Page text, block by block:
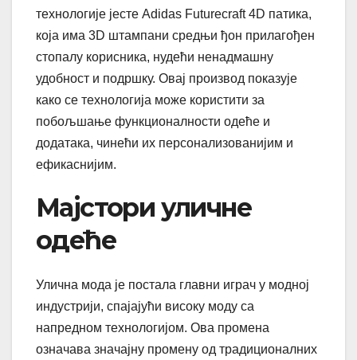
технологије јесте Adidas Futurecraft 4D патика,
која има 3D штампани средњи ђон прилагођен
стопалу корисника, нудећи ненадмашну
удобност и подршку. Овај производ показује
како се технологија може користити за
побољшање функционалности одеће и
додатака, чинећи их персонализованијим и
ефикаснијим.
Мајстори уличне
одеће
Улична мода је постала главни играч у модној
индустрији, спајајући високу моду са
напредном технологијом. Ова промена
означава значајну промену од традиционалних